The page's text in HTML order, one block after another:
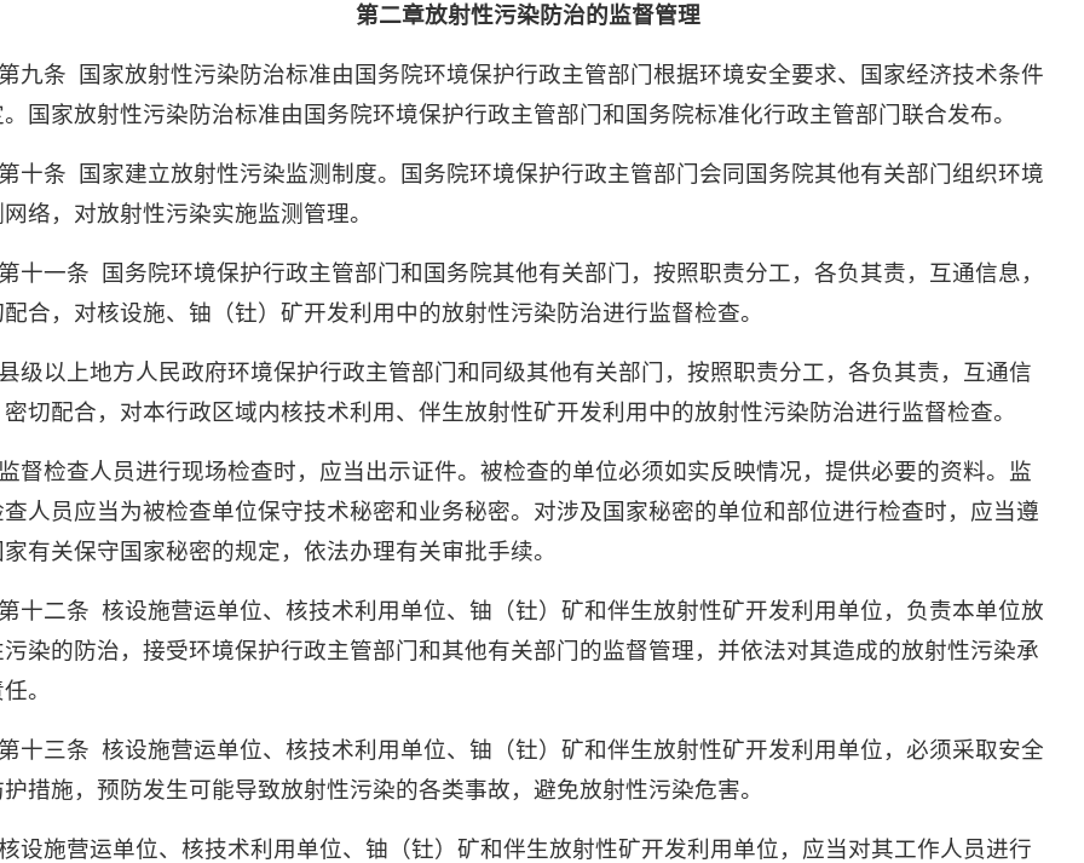
第二章放射性污染防治的监督管理
九条
国家放射性污染防治标准由国务院环境保护行政主管部门根据环境安全要求、国家经济技术条件
国家放射性污染防治标准由国务院环境保护行政主管部门和国务院标准化行政主管部门联合发布。
十条
国家建立放射性污染监测制度。国务院环境保护行政主管部门会同国务院其他有关部门组织环境
络，对放射性污染实施监测管理。
十一条
国务院环境保护行政主管部门和国务院其他有关部门，按照职责分工，各负其责，互通信息，
合，对核设施、铀（钍）矿开发利用中的放射性污染防治进行监督检查。
级以上地方人民政府环境保护行政主管部门和同级其他有关部门，按照职责分工，各负其责，互通信
切配合，对本行政区域内核技术利用、伴生放射性矿开发利用中的放射性污染防治进行监督检查。
督检查人员进行现场检查时，应当出示证件。被检查的单位必须如实反映情况，提供必要的资料。监
人员应当为被检查单位保守技术秘密和业务秘密。对涉及国家秘密的单位和部位进行检查时，应当遵
有关保守国家秘密的规定，依法办理有关审批手续。
十二条 核设施营运单位、核技术利用单位、铀（钍）矿和伴生放射性矿开发利用单位，负责本单位放
染的防治，接受环境保护行政主管部门和其他有关部门的监督管理，并依法对其造成的放射性污染承
。
十三条 核设施营运单位、核技术利用单位、铀（钍）矿和伴生放射性矿开发利用单位，必须采取安全
措施，预防发生可能导致放射性污染的各类事故，避免放射性污染危害。
设施营运单位、核技术利用单位、铀（钍）矿和伴生放射性矿开发利用单位，应当对其工作人员进行